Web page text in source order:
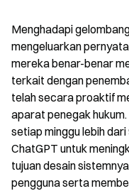
Menghadapi
mengeluarkan
mereka benar-benar
terkait dengan
telah secara proaktif
aparat penegak
setiap minggu lebih
ChatGPT untuk
tujuan desain
pengguna serta